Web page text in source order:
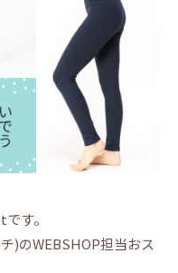
す。
)のWEBSHOP担当おス